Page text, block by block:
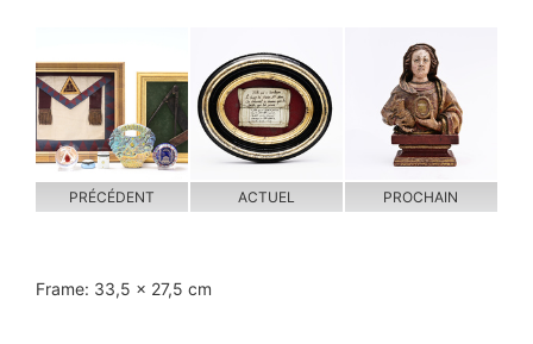
PRÉCÉDENT ACTUEL PROCHAIN
Frame: 33,5 x 27,5 cm